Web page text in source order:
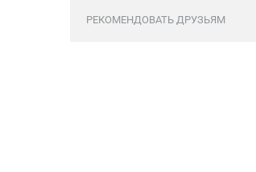
РЕКОМЕНДОВАТЬ ДРУЗЬЯМ